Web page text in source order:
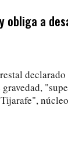
obliga a
declarado